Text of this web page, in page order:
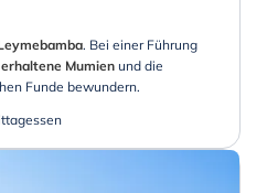
. Bei einer Führung
Mumien und die
Funde bewundern.